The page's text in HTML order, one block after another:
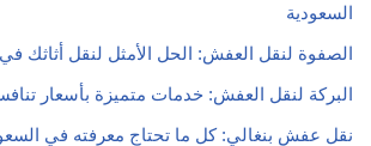
السعودية
الصفوة لنقل العفش: الحل الأمثل لنقل أثاثك
البركة لنقل العفش: خدمات متميزة بأسعار
نقل عفش بنغالي: كل ما تحتاج معرفته في